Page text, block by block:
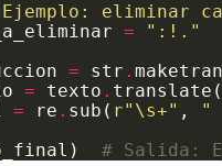
eliminar
=
":!."
= str .
= texto .
= re . sub( r"\s+" ,
"
# Salida: